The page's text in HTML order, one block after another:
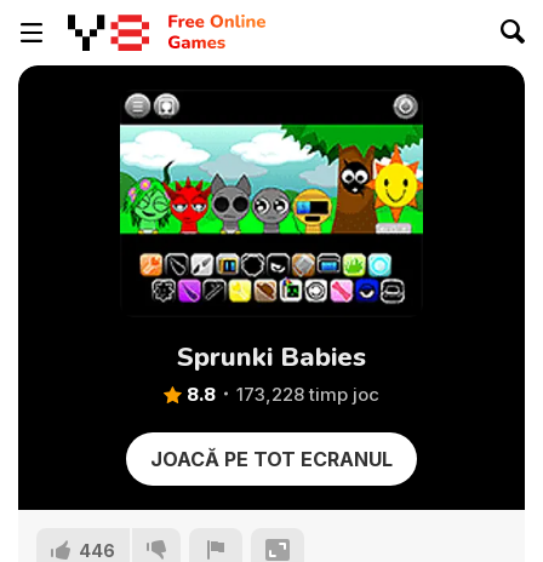
Sprunki Babies
8.8 173,228 timp joc
JOACĂ PE TOT ECRANUL
446